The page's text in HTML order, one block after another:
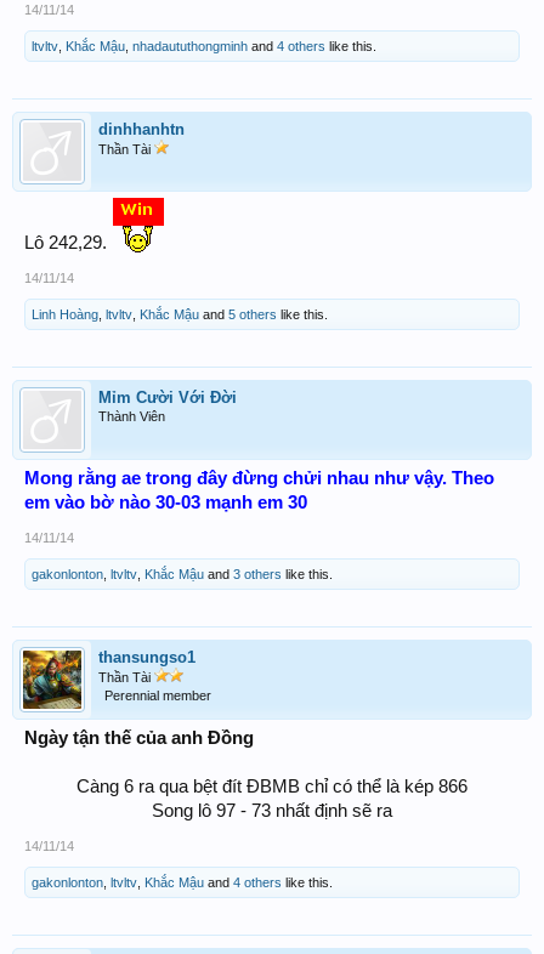
14/11/14
ltvltv Khắc Mậu nhadaututhongminh and 4 others like this.
dinhhanhtn
Thần Tài
Lô 242,29.
14/11/14
Linh Hoàng ltvltv Khắc Mậu and 5 others like this.
Mỉm Cười Với Đời
Thành Viên
Mong rằng ae trong đây đừng chửi nhau như vậy. Theo
em vào bờ nào 30-03 mạnh em 30
14/11/14
gakonlonton ltvltv Khắc Mậu and 3 others like this.
thansungso1
Thần Tài
Perennial member
Ngày tận thế của anh Đồng
Càng 6 ra qua bệt đít ĐBMB chỉ có thể là kép 866
Song lô 97 - 73 nhất định sẽ ra​
14/11/14
gakonlonton ltvltv Khắc Mậu and 4 others like this.